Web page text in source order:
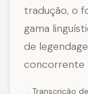
tradução, o
gama
de
concorrente
Transcrição